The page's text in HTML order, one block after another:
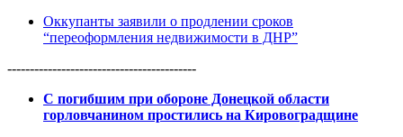
Оккупанты заявили о продлении сроков
“переоформления недвижимости в ДНР”
------------------------------------------
С погибшим при обороне Донецкой области
горловчанином простились на Кировоградщине